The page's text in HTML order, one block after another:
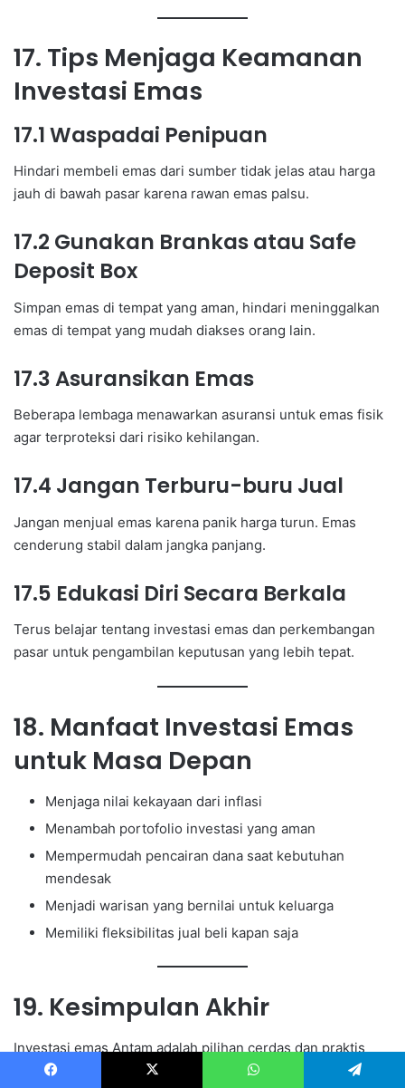
17. Tips Menjaga Keamanan
Investasi Emas
17.1 Waspadai Penipuan
Hindari membeli emas dari sumber tidak jelas atau harga
jauh di bawah pasar karena rawan emas palsu.
17.2 Gunakan Brankas atau Safe
Deposit Box
Simpan emas di tempat yang aman, hindari meninggalkan
emas di tempat yang mudah diakses orang lain.
17.3 Asuransikan Emas
Beberapa lembaga menawarkan asuransi untuk emas fisik
agar terproteksi dari risiko kehilangan.
17.4 Jangan Terburu-buru Jual
Jangan menjual emas karena panik harga turun. Emas
cenderung stabil dalam jangka panjang.
17.5 Edukasi Diri Secara Berkala
Terus belajar tentang investasi emas dan perkembangan
pasar untuk pengambilan keputusan yang lebih tepat.
18. Manfaat Investasi Emas
untuk Masa Depan
Menjaga nilai kekayaan dari inflasi
Menambah portofolio investasi yang aman
Mempermudah pencairan dana saat kebutuhan
mendesak
Menjadi warisan yang bernilai untuk keluarga
Memiliki fleksibilitas jual beli kapan saja
19. Kesimpulan Akhir
Investasi emas Antam adalah pilihan cerdas dan praktis
untuk masyarakat Indonesia, terutama bagi pemula yang